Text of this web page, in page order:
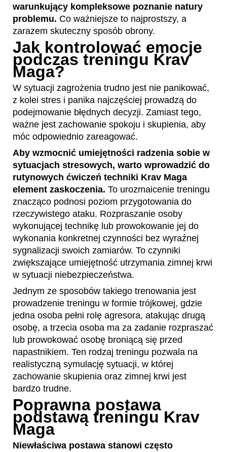
warunkujący kompleksowe poznanie natury
problemu. Co ważniejsze to najprostszy, a
zarazem skuteczny sposób obrony.
Jak kontrolować emocje
podczas treningu Krav
Maga?
W sytuacji zagrożenia trudno jest nie panikować,
z kolei stres i panika najczęściej prowadzą do
podejmowanie błędnych decyzji. Zamiast tego,
ważne jest zachowanie spokoju i skupienia, aby
móc odpowiednio zareagować.
Aby wzmocnić umiejętności radzenia sobie w
sytuacjach stresowych, warto wprowadzić do
rutynowych ćwiczeń techniki Krav Maga
element zaskoczenia. To urozmaicenie treningu
znacząco podnosi poziom przygotowania do
rzeczywistego ataku. Rozpraszanie osoby
wykonującej technikę lub prowokowanie jej do
wykonania konkretnej czynności bez wyraźnej
sygnalizacji swoich zamiarów. To czynniki
zwiększające umiejętność utrzymania zimnej krwi
w sytuacji niebezpieczeństwa.
Jednym ze sposobów takiego trenowania jest
prowadzenie treningu w formie trójkowej, gdzie
jedna osoba pełni rolę agresora, atakując drugą
osobę, a trzecia osoba ma za zadanie rozpraszać
lub prowokować osobę broniącą się przed
napastnikiem. Ten rodzaj treningu pozwala na
realistyczną symulację sytuacji, w której
zachowanie skupienia oraz zimnej krwi jest
bardzo trudne.
Poprawna postawa
podstawą treningu Krav
Maga
Niewłaściwa postawa stanowi często